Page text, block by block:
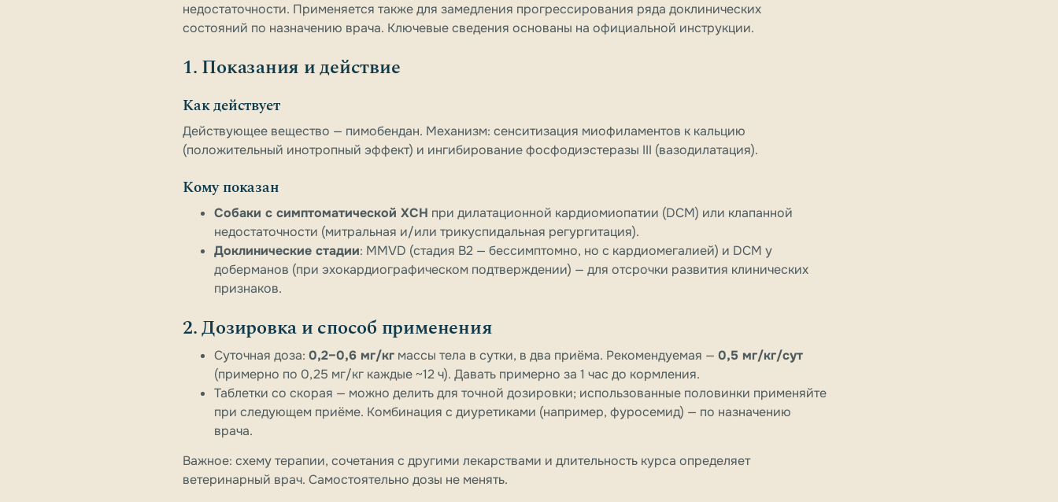
недостаточности. Применяется также для замедления прогрессирования ряда доклинических
состояний по назначению врача. Ключевые сведения основаны на официальной инструкции.
1. Показания и действие
Как действует
Действующее вещество — пимобендан. Механизм: сенситизация миофиламентов к кальцию
(положительный инотропный эффект) и ингибирование фосфодиэстеразы III (вазодилатация).
Кому показан
Собаки с симптоматической ХСН при дилатационной кардиомиопатии (DCM) или клапанной
недостаточности (митральная и/или трикуспидальная регургитация).
Доклинические стадии: MMVD (стадия B2 — бессимптомно, но с кардиомегалией) и DCM у
доберманов (при эхокардиографическом подтверждении) — для отсрочки развития клинических
признаков.
2. Дозировка и способ применения
Суточная доза: 0,2–0,6 мг/кг массы тела в сутки, в два приёма. Рекомендуемая — 0,5 мг/кг/сут
(примерно по 0,25 мг/кг каждые ~12 ч). Давать примерно за 1 час до кормления.
Таблетки со скорая — можно делить для точной дозировки; использованные половинки применяйте
при следующем приёме. Комбинация с диуретиками (например, фуросемид) — по назначению
врача.
Важное: схему терапии, сочетания с другими лекарствами и длительность курса определяет
ветеринарный врач. Самостоятельно дозы не менять.